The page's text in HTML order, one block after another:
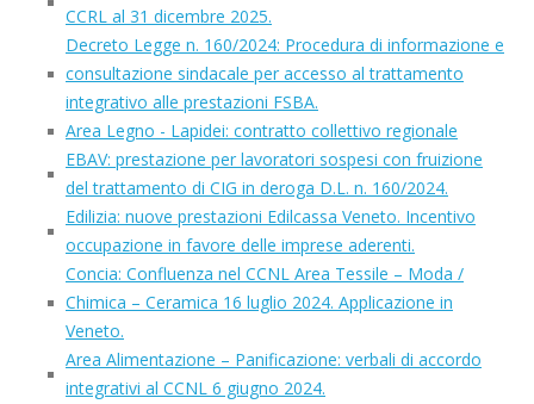
CCRL al 31 dicembre 2025.
Decreto Legge n. 160/2024: Procedura di informazione e
consultazione sindacale per accesso al trattamento
integrativo alle prestazioni FSBA.
Area Legno - Lapidei: contratto collettivo regionale
EBAV: prestazione per lavoratori sospesi con fruizione
del trattamento di CIG in deroga D.L. n. 160/2024.
Edilizia: nuove prestazioni Edilcassa Veneto. Incentivo
occupazione in favore delle imprese aderenti.
Concia: Confluenza nel CCNL Area Tessile – Moda /
Chimica – Ceramica 16 luglio 2024. Applicazione in
Veneto.
Area Alimentazione – Panificazione: verbali di accordo
integrativi al CCNL 6 giugno 2024.